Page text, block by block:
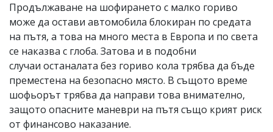
Продължаване на шофирането с малко гориво
може да остави автомобила блокиран по средата
на пътя, а това на много места в Европа и по света
се наказва с глоба. Затова и в подобни
случаи останалата без гориво кола трябва да бъде
преместена на безопасно място. В същото време
шофьорът трябва да направи това внимателно,
защото опасните маневри на пътя също крият риск
от финансово наказание.